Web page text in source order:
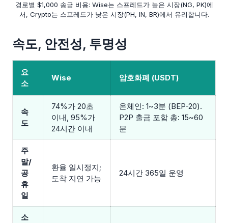
경로별 $1,000 송금 비용: Wise는 스프레드가 높은 시장(NG, PK)에
서, Crypto는 스프레드가 낮은 시장(PH, IN, BR)에서 유리합니다.
속도, 안전성, 투명성
요
소
Wise 암호화폐 (USDT)
속
도
74%가 20초
이내, 95%가
24시간 이내
온체인: 1~3분 (BEP-20).
P2P 출금 포함 총: 15~60
분
주
말/
공
휴
일
환율 일시정지;
도착 지연 가능
24시간 365일 운영
소